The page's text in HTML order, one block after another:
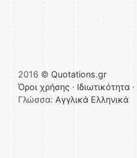
2016 © Quotations.gr
Όροι χρήσης · Ιδιωτικότητα ·
Γλώσσα: Αγγλικά Ελληνικά